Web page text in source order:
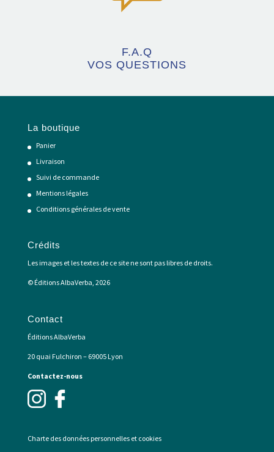
F.A.Q
VOS QUESTIONS
La boutique
Panier
Livraison
Suivi de commande
Mentions légales
Conditions générales de vente
Crédits
Les images et les textes de ce site ne sont pas libres de droits.
© Éditions AlbaVerba, 2026
Contact
Éditions AlbaVerba
20 quai Fulchiron – 69005 Lyon
Contactez-nous
Charte des données personnelles et cookies